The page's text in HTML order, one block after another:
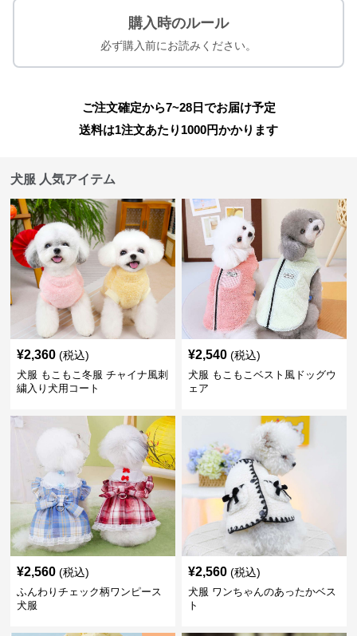
購入時のルール
必ず購入前にお読みください。
ご注文確定から7~28日でお届け予定
送料は1注文あたり 1000円かかります
犬服 人気アイテム
¥2,360 (税込)
犬服 もこもこ冬服 チャイナ風刺
繍入り犬用コート
¥2,540 (税込)
犬服 もこもこベスト風ドッグウ
ェア
¥2,560 (税込)
ふんわりチェック柄ワンピース
犬服
¥2,560 (税込)
犬服 ワンちゃんのあったかベス
ト